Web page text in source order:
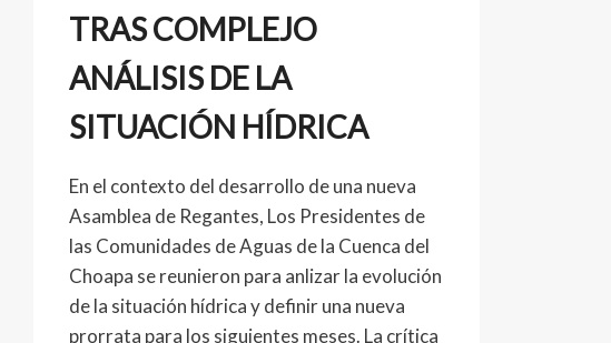
TRAS COMPLEJO
ANÁLISIS DE LA
SITUACIÓN HÍDRICA
En el contexto del desarrollo de una nueva
Asamblea de Regantes, Los Presidentes de
las Comunidades de Aguas de la Cuenca del
Choapa se reunieron para anlizar la evolución
de la situación hídrica y definir una nueva
prorrata para los siguientes meses. La crítica